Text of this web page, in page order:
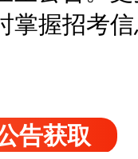
掌握招考
告获取